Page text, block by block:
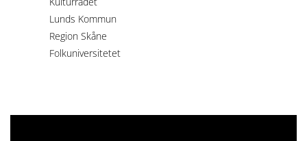
Lunds Kommun
Region Skåne
Folkuniversitetet